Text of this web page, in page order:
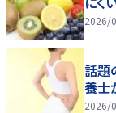
2026/
話題
養士
2026/